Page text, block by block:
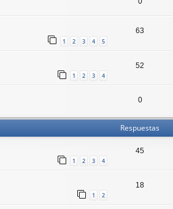
1 2 3 4 5
63
1 2 3 4
52
0
Respuestas
1 2 3 4
45
1 2
18